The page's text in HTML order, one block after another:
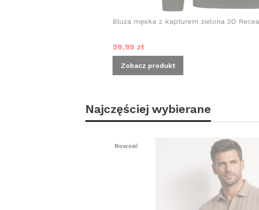
Bluza męska z kapturem zielona 3D Recea
Cena promocyjna
59,99 zł
Zobacz produkt
Najczęściej wybierane
Nowość